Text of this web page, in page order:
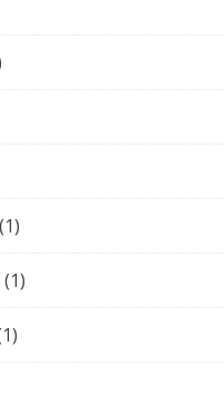
(1)
(1)